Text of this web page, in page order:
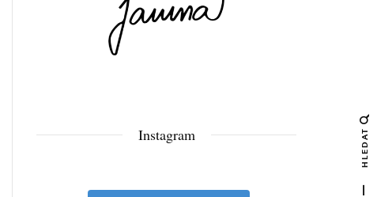
Instagram HLEDAT